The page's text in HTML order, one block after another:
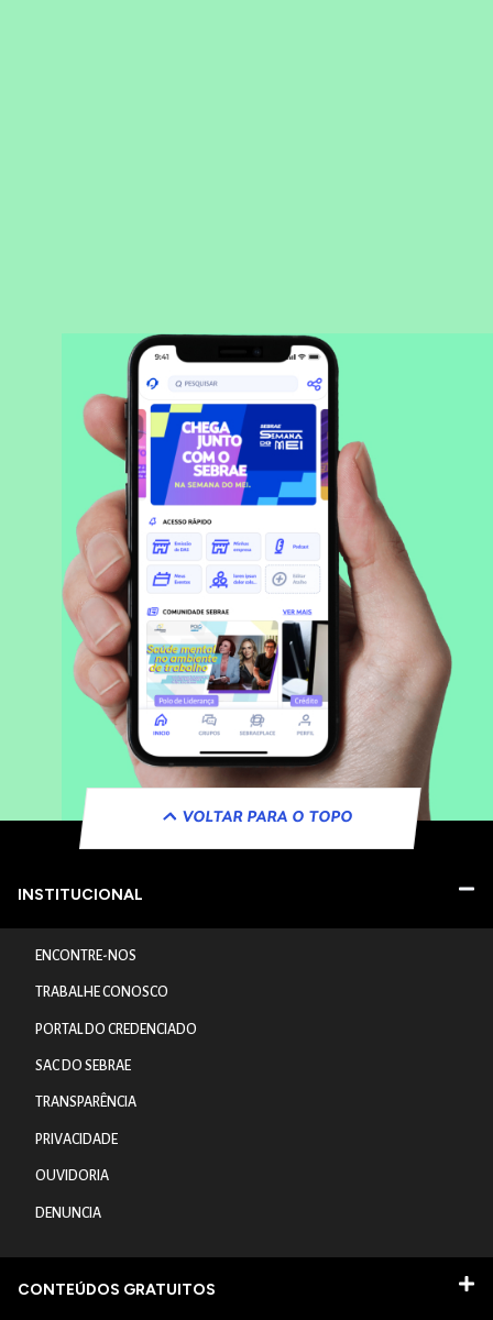
VOLTAR PARA O TOPO
INSTITUCIONAL
ENCONTRE-NOS
TRABALHE CONOSCO
PORTAL DO CREDENCIADO
SAC DO SEBRAE
TRANSPARÊNCIA
PRIVACIDADE
OUVIDORIA
DENUNCIA
CONTEÚDOS GRATUITOS